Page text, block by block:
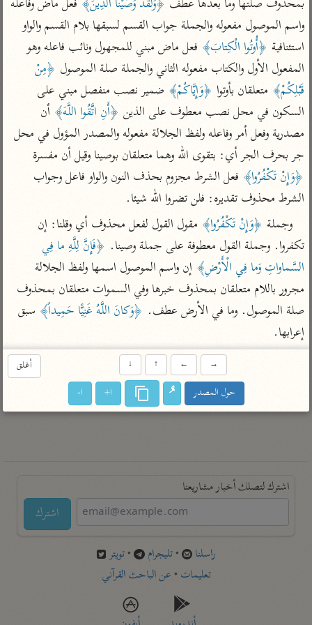
جمع الأقوال
تفسير ابن الجوزي
تفسير الماوردي
منتقاة
تفسير ابن القيم
تفسير ابن تيمية
عامّة
تفسير السمعاني
تفسير مكّي
محاسن التأويل
للقاسمي
تفسير الثعالبي
تفسير السمرقندي
تفسير الثعلبي
تفسير الرازي
أخرى
أضواء البيان
نظم الدرر للبقاعي
لغة وبلاغة
التحرير والتنوير
المحرر الوجيز لابن
عطية
البحر المحيط لأبي
حيان
البسيط للواحدي
تفسير أبي السعود
الكشاف للزمخشري
تفسير ابن عثيمين
مركَّزة العبارة
تفسير الجلالين
جامع البيان للإيجي
تفسير البيضاوي
تفسير النسفي
الوجيز للواحدي
تفسير ابن أبي زمنين
آثار
موسوعة التفسير
المأثور
الدر المنثور
تفسير ابن أبي حاتم
تفسير مقاتل
تفسير قتادة
اشترك لتصلك أخبار مشاريعنا
اشترك
راسلنا •تليجرام •تويتر
تعليمات •عن الباحث القرآني
بمحذوف صلتها وما بعدها عطف ﴿وَلَقَدْ وَصَّيْنَا الَّذِينَ﴾
واسم الموصول مفعوله والجملة جواب القسم لسبقها بلام القسم والواو
استئنافية ﴿أُوتُوا الْكِتابَ﴾
فعل ماض مبني للمجهول ونائب فاعله وهو
المفعول الأول والكتاب مفعوله الثاني والجملة صلة الموصول
قَبْلِكُمْ﴾ متعلقان بأوتوا ﴿وَإِيَّاكُمْ﴾
السكون في محل نصب معطوف على الذين ﴿أَنِ اتَّقُوا اللَّهَ﴾
جر بحرف الجر أي: بتقوى الله وهما متعلقان بوصينا وقيل أن مفسرة
﴿وَإِنْ تَكْفُرُوا﴾
الشرط محذوف تقديره: فلن تضروا الله شيئا.
وجملة ﴿وَإِنْ تَكْفُرُوا﴾
تكفروا. وجملة القول معطوفة على جملة وصينا.
السَّماواتِ وَما فِي الْأَرْضِ﴾
صلة الموصول. وما في الأرض عطف. ﴿وَكانَ اللَّهُ غَنِيًّا حَمِيداً﴾
إعرابها.
أغلق →
←
↑
↓
حول المصدر ا+ ا-